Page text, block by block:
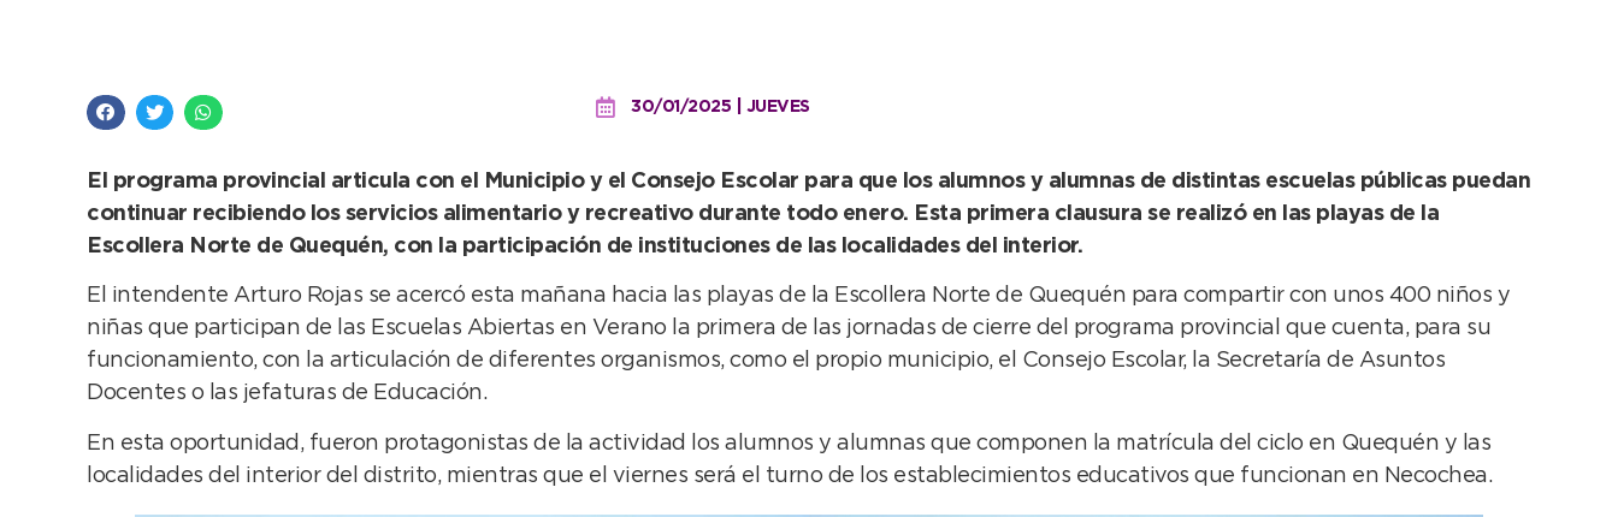
30/01/2025 | JUEVES
El programa provincial articula con el Municipio y el Consejo Escolar para que los alumnos y alumnas de distintas escuelas públicas puedan
continuar recibiendo los servicios alimentario y recreativo durante todo enero. Esta primera clausura se realizó en las playas de la
Escollera Norte de Quequén, con la participación de instituciones de las localidades del interior.
El intendente Arturo Rojas se acercó esta mañana hacia las playas de la Escollera Norte de Quequén para compartir con unos 400 niños y
niñas que participan de las Escuelas Abiertas en Verano la primera de las jornadas de cierre del programa provincial que cuenta, para su
funcionamiento, con la articulación de diferentes organismos, como el propio municipio, el Consejo Escolar, la Secretaría de Asuntos
Docentes o las jefaturas de Educación.
En esta oportunidad, fueron protagonistas de la actividad los alumnos y alumnas que componen la matrícula del ciclo en Quequén y las
localidades del interior del distrito, mientras que el viernes será el turno de los establecimientos educativos que funcionan en Necochea.